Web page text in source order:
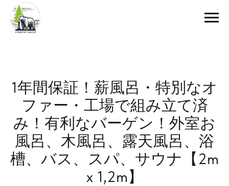
1年間保証！薪風呂・特別なオ
ファー・工場で組み立て済
み！有利なバーゲン！外室お
風呂、木風呂、露天風呂、浴
槽、バス、スパ、サウナ【2m
х 1,2m】